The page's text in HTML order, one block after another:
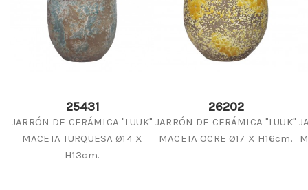
25431
JARRÓN DE CERÁMICA "LUUK"
MACETA TURQUESA Ø14 X
H13cm.
26202
JARRÓN DE CERÁMICA "LUUK"
MACETA OCRE Ø17 X H16cm.